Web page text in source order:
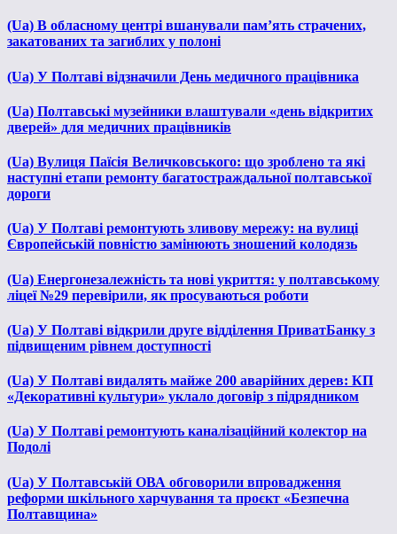
(Ua) В обласному центрі вшанували пам’ять страчених,
закатованих та загиблих у полоні
(Ua) У Полтаві відзначили День медичного працівника
(Ua) Полтавські музейники влаштували «день відкритих
дверей» для медичних працівників
(Ua) Вулиця Паїсія Величковського: що зроблено та які
наступні етапи ремонту багатостраждальної полтавської
дороги
(Ua) У Полтаві ремонтують зливову мережу: на вулиці
Європейській повністю замінюють зношений колодязь
(Ua) Енергонезалежність та нові укриття: у полтавському
ліцеї №29 перевірили, як просуваються роботи
(Ua) У Полтаві відкрили друге відділення ПриватБанку з
підвищеним рівнем доступності
(Ua) У Полтаві видалять майже 200 аварійних дерев: КП
«Декоративні культури» уклало договір з підрядником
(Ua) У Полтаві ремонтують каналізаційний колектор на
Подолі
(Ua) У Полтавській ОВА обговорили впровадження
реформи шкільного харчування та проєкт «Безпечна
Полтавщина»